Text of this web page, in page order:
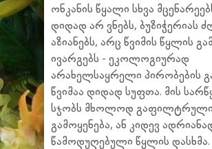
ონკანის წყალი სხვა
დიდად არ ვნებს, ბუზიჭერიას
აზიანებს, არც წვიმის წყლის
ივარგებს - ეკოლოგიურად
არახელსაყრელი პირობების
წვიმაა დიდად სუფთა. მის
სჯობს მხოლოდ
გამოყენება, ან კიდევ
წამოდუღებული წყლის დასხმა.